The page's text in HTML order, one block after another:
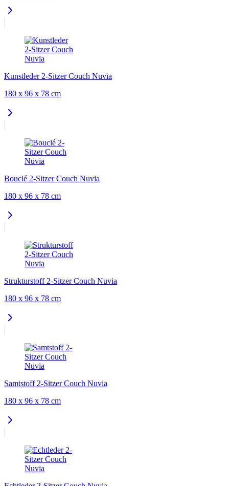
Kunstleder 2-Sitzer Couch Nuvia
180 x 96 x 78 cm
Bouclé 2-Sitzer Couch Nuvia
180 x 96 x 78 cm
Strukturstoff 2-Sitzer Couch Nuvia
180 x 96 x 78 cm
Samtstoff 2-Sitzer Couch Nuvia
180 x 96 x 78 cm